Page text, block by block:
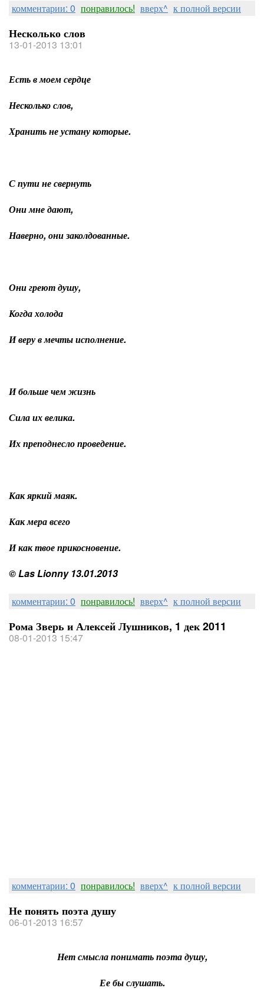
комментарии: 0 понравилось! вверх^ к полной версии
Несколько слов
13-01-2013 13:01
Есть в моем сердце
Несколько слов,
Хранить не устану которые.
С пути не свернуть
Они мне дают,
Наверно, они заколдованные.
Они греют душу,
Когда холода
И веру в мечты исполнение.
И больше чем жизнь
Сила их велика.
Их преподнесло проведение.
Как яркий маяк.
Как мера всего
И как твое прикосновение.
© Las Lionny 13.01.2013
комментарии: 0 понравилось! вверх^ к полной версии
Рома Зверь и Алексей Лушников, 1 дек 2011
08-01-2013 15:47
комментарии: 0 понравилось! вверх^ к полной версии
Не понять поэта душу
06-01-2013 16:57
Нет смысла понимать поэта душу,
Ее бы слушать.